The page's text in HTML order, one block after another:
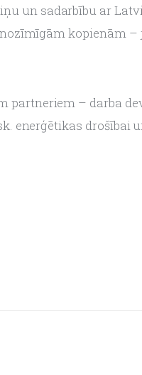
un sadarbību ar
kopienām –
– darba
enerģētikas drošībai